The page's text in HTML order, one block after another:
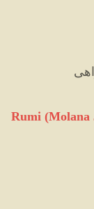
Rumi (Molana